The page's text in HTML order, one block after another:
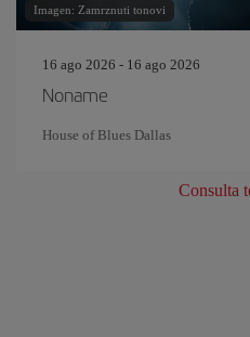
Imagen: Zamrznuti tonovi
16 ago 2026 - 16 ago 2026
Noname
House of Blues Dallas
Consulta